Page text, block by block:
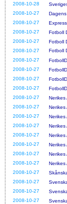
2008-10-28
2008-10-27
2008-10-27
2008-10-27
Fotboll
2008-10-27
Fotboll
2008-10-27
Fotboll
2008-10-27
2008-10-27
2008-10-27
2008-10-27
2008-10-27
Nerikes
2008-10-27
Nerikes
2008-10-27
Nerikes
2008-10-27
Nerikes
2008-10-27
Nerikes
2008-10-27
Nerikes
2008-10-27
Nerikes
2008-10-27
Nerikes
2008-10-27
2008-10-27
2008-10-27
2008-10-27